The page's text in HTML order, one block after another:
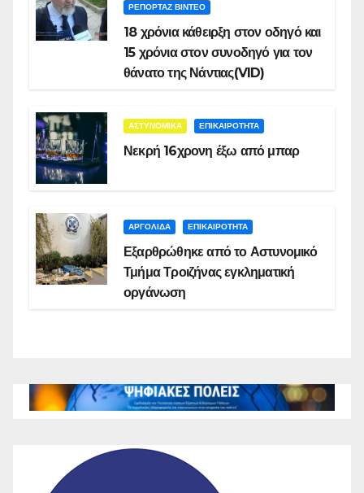
ΡΕΠΟΡΤΑΖ ΒΙΝΤΕΟ
18 χρόνια κάθειρξη στον οδηγό και
15 χρόνια στον συνοδηγό για τον
θάνατο της Νάντιας(VID)
ΑΣΤΥΝΟΜΙΚΑ ΕΠΙΚΑΙΡΟΤΗΤΑ
Νεκρή 16χρονη έξω από μπαρ
ΑΡΓΟΛΙΔΑ ΕΠΙΚΑΙΡΟΤΗΤΑ
Εξαρθρώθηκε από το Αστυνομικό
Τμήμα Τροιζήνας εγκληματική
οργάνωση